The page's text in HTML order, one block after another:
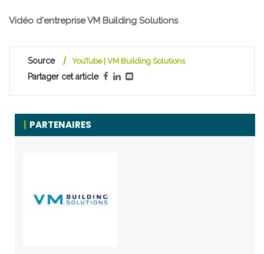
Vidéo d'entreprise VM Building Solutions
Source YouTube | VM Building Solutions
Partager cet article
PARTENAIRES